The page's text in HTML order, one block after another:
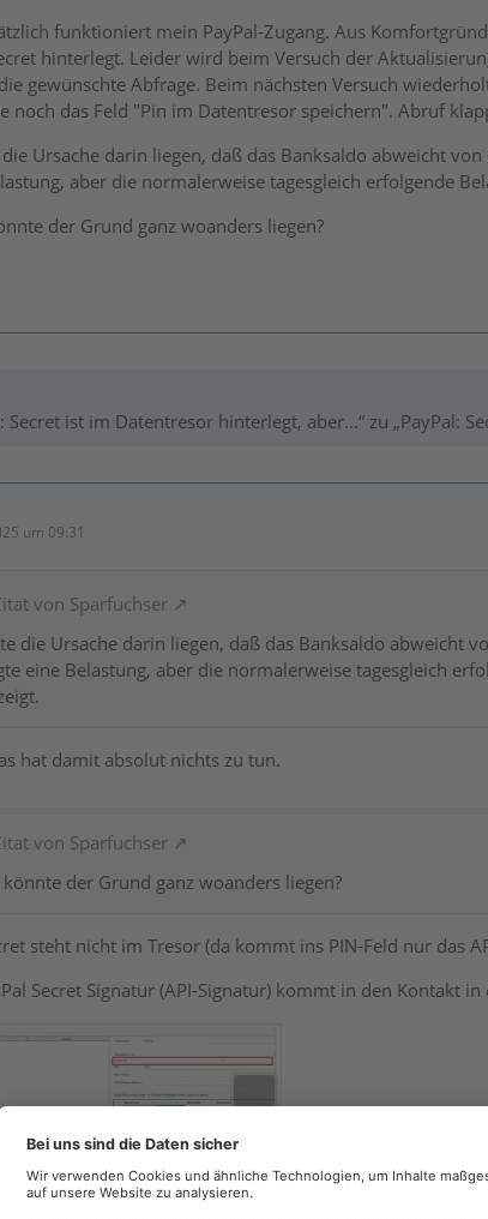
funktioniert mein PayPal-Zugang. Aus
hinterlegt. Leider wird beim Versuch der
gewünschte Abfrage. Beim nächsten Versuch
noch das Feld "Pin im Datentresor speichern". Abruf
Ursache darin liegen, daß das Banksaldo abweicht
aber die normalerweise tagesgleich erfolgende
der Grund ganz woanders liegen?
ist im Datentresor hinterlegt, aber...“ zu „PayPal:
um 09:31
von Sparfuchser
die Ursache darin liegen, daß das Banksaldo abweicht
eine Belastung, aber die normalerweise tagesgleich
hat damit absolut nichts zu tun.
von Sparfuchser
der Grund ganz woanders liegen?
steht nicht im Tresor (da kommt ins PIN-Feld nur das
Secret Signatur (API-Signatur) kommt in den Kontakt in